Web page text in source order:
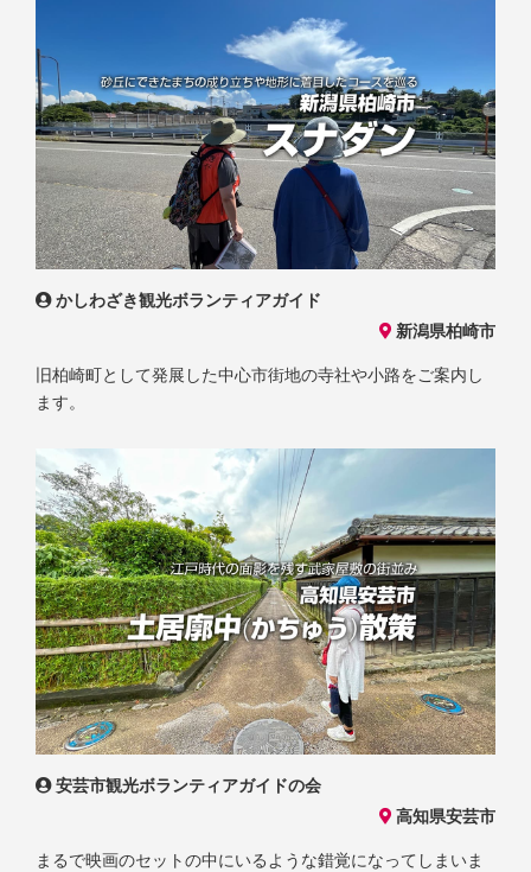
かしわざき観光ボランティアガイド
新潟県柏崎市
旧柏崎町として発展した中心市街地の寺社や小路をご案内し
ます。
安芸市観光ボランティアガイドの会
高知県安芸市
まるで映画のセットの中にいるような錯覚になってしまいま